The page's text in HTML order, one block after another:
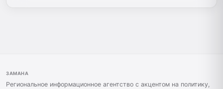
ЗАМАНА
Региональное информационное агентство с акцентом на политику,